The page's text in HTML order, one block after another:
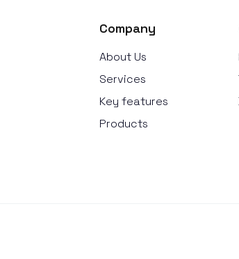
Company
About Us
Services
Key features
Products